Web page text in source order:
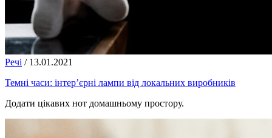
Речі / 13.01.2021
Темні часи: інтер’єрні лампи від локальних виробників
Додати цікавих нот домашньому простору.